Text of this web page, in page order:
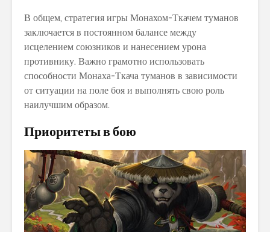
В общем, стратегия игры Монахом-Ткачем туманов
заключается в постоянном балансе между
исцелением союзников и нанесением урона
противнику. Важно грамотно использовать
способности Монаха-Ткача туманов в зависимости
от ситуации на поле боя и выполнять свою роль
наилучшим образом.
Приоритеты в бою